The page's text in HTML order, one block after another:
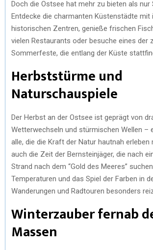
Doch die Ostsee hat mehr zu bieten als nur
Entdecke die charmanten Küstenstädte mit
historischen Zentren, genieße frischen
vielen Restaurants oder besuche eines der
Sommerfeste, die entlang der Küste
Herbststürme und
Naturschauspiele
Der Herbst an der Ostsee ist geprägt von
Wetterwechseln und stürmischen Wellen –
alle, die die Kraft der Natur hautnah
auch die Zeit der Bernsteinjäger, die nach
Strand nach dem “Gold des Meeres”
Temperaturen und das Spiel der Farben in
Wanderungen und Radtouren besonders
Winterzauber fernab
Massen